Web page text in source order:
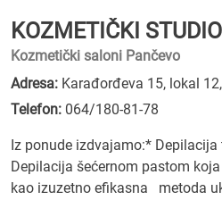
KOZMETIČKI
Kozmetički saloni Pančevo
Adresa: Karađorđeva 15, lokal
Telefon: 064/180-81-78
Iz ponude izdvajamo:*
Depilacija šećernom pastom
kao izuzetno efikasna metoda